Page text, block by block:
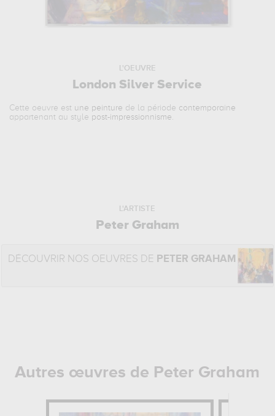
L'OEUVRE
London Silver Service
Cette oeuvre est une peinture de la période contemporaine
appartenant au style post-impressionnisme.
L'ARTISTE
Peter Graham
DÉCOUVRIR NOS OEUVRES DE PETER GRAHAM
Autres œuvres de Peter Graham